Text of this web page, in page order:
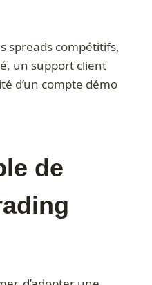
spreads compétitifs,
un support client
d’un compte démo
de